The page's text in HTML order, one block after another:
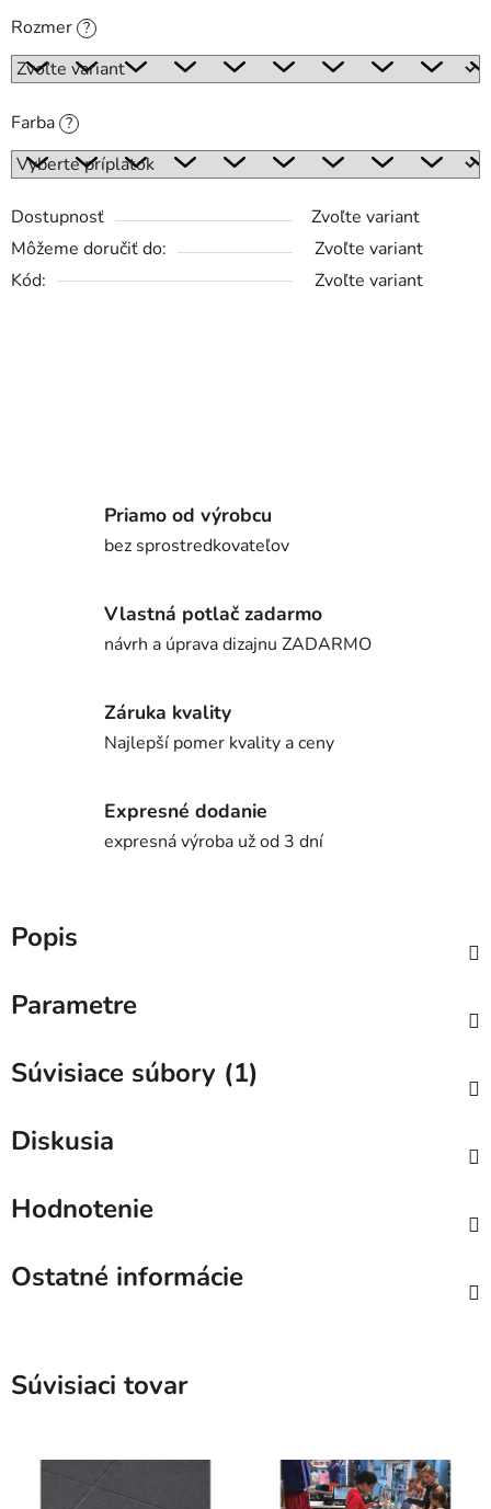
Rozmer ?
Farba ?
Dostupnosť
Zvoľte variant
Môžeme doručiť do:
Zvoľte variant
Kód:
Zvoľte variant
Priamo od výrobcu
bez sprostredkovateľov
Vlastná potlač zadarmo
návrh a úprava dizajnu ZADARMO
Záruka kvality
Najlepší pomer kvality a ceny
Expresné dodanie
expresná výroba už od 3 dní
Popis
Parametre
Súvisiace súbory (1)
Diskusia
Hodnotenie
Ostatné informácie
Súvisiaci tovar